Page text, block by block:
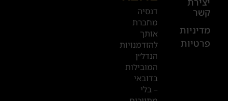
קשר
מדיניות
פרטיות
52
601
2019
המשרדים
שלנו
דנסיה
מחברת
אותך
להזדמנויות
הנדל״ן
המובילות
בדובאי
– בלי